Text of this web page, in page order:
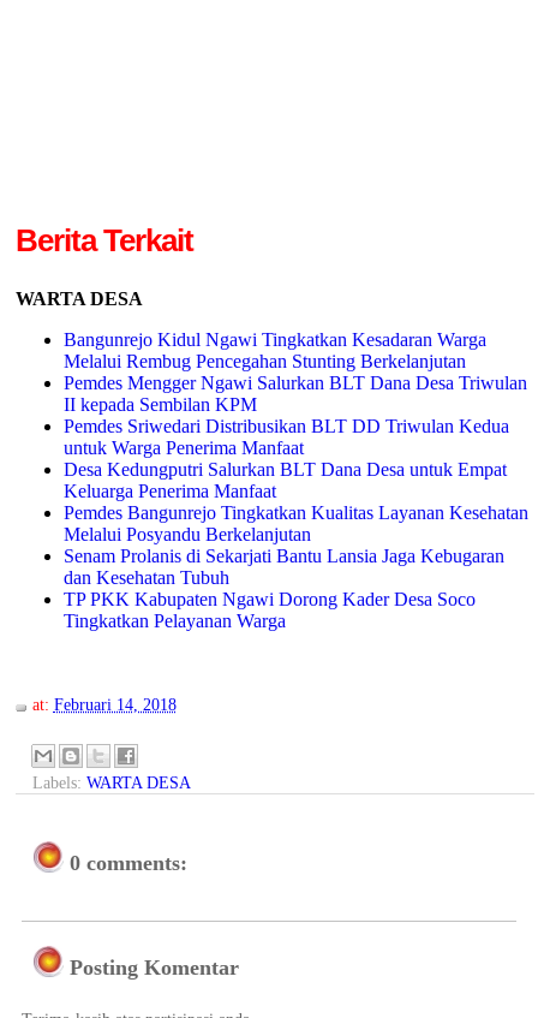
Berita Terkait
WARTA DESA
Bangunrejo Kidul Ngawi Tingkatkan Kesadaran Warga
Melalui Rembug Pencegahan Stunting Berkelanjutan
Pemdes Mengger Ngawi Salurkan BLT Dana Desa Triwulan
II kepada Sembilan KPM
Pemdes Sriwedari Distribusikan BLT DD Triwulan Kedua
untuk Warga Penerima Manfaat
Desa Kedungputri Salurkan BLT Dana Desa untuk Empat
Keluarga Penerima Manfaat
Pemdes Bangunrejo Tingkatkan Kualitas Layanan Kesehatan
Melalui Posyandu Berkelanjutan
Senam Prolanis di Sekarjati Bantu Lansia Jaga Kebugaran
dan Kesehatan Tubuh
TP PKK Kabupaten Ngawi Dorong Kader Desa Soco
Tingkatkan Pelayanan Warga
at: Februari 14, 2018
Labels: WARTA DESA
0 comments:
Posting Komentar